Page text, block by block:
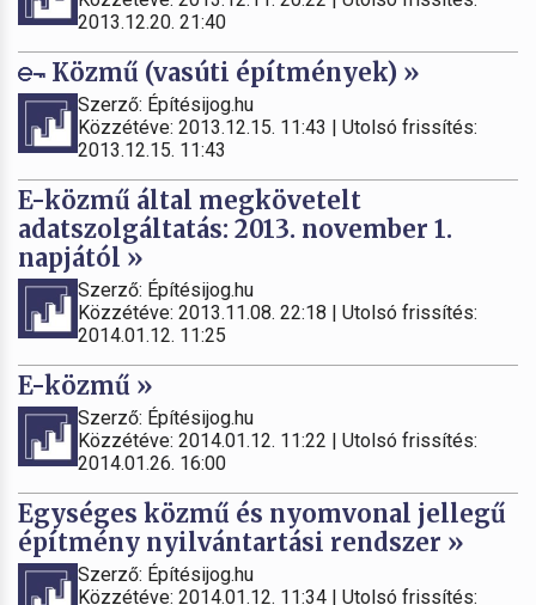
2013.12.20. 21:40
Közmű (vasúti építmények) »
Szerző: Építésijog.hu
Közzétéve: 2013.12.15. 11:43 | Utolsó frissítés:
2013.12.15. 11:43
E-közmű által megkövetelt
adatszolgáltatás: 2013. november 1.
napjától »
Szerző: Építésijog.hu
Közzétéve: 2013.11.08. 22:18 | Utolsó frissítés:
2014.01.12. 11:25
E-közmű »
Szerző: Építésijog.hu
Közzétéve: 2014.01.12. 11:22 | Utolsó frissítés:
2014.01.26. 16:00
Egységes közmű és nyomvonal jellegű
építmény nyilvántartási rendszer »
Szerző: Építésijog.hu
Közzétéve: 2014.01.12. 11:34 | Utolsó frissítés: